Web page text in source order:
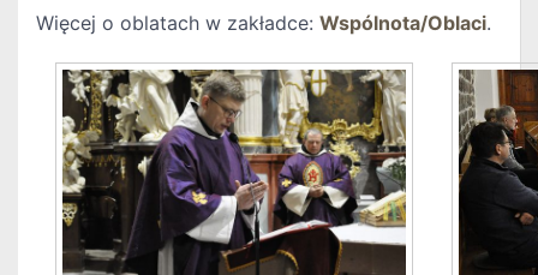
Więcej o oblatach w zakładce: Wspólnota/Oblaci.